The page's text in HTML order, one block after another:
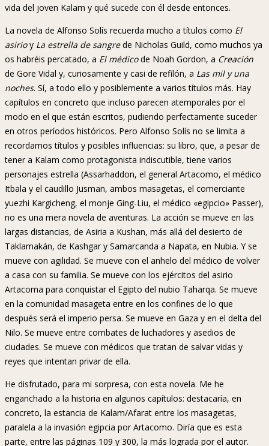
vida del joven Kalam y qué sucede con él desde entonces.
La novela de Alfonso Solís recuerda mucho a títulos como El
asirioy La estrella de sangrede Nicholas Guild, como muchos ya
os habréis percatado, a El médicode Noah Gordon, a Creación
de Gore Vidal y, curiosamente y casi de refilón, a Las mil y una
noches. Sí, a todo ello y posiblemente a varios títulos más. Hay
capítulos en concreto que incluso parecen atemporales por el
modo en el que están escritos, pudiendo perfectamente suceder
en otros períodos históricos. Pero Alfonso Solís no se limita a
recordarnos títulos y posibles influencias: su libro, que, a pesar de
tener a Kalam como protagonista indiscutible, tiene varios
personajes estrella (Assarhaddon, el general Artacomo, el médico
Itbala y el caudillo Jusman, ambos masagetas, el comerciante
yuezhi Kargicheng, el monje Ging-Liu, el médico «egipcio» Passer),
no es una mera novela de aventuras. La acción se mueve en las
largas distancias, de Asiria a Kushan, más allá del desierto de
Taklamakán, de Kashgar y Samarcanda a Napata, en Nubia. Y se
mueve con agilidad. Se mueve con el anhelo del médico de volver
a casa con su familia. Se mueve con los ejércitos del asirio
Artacoma para conquistar el Egipto del nubio Taharqa. Se mueve
en la comunidad masageta entre en los confines de lo que
después será el imperio persa. Se mueve en Gaza y en el delta del
Nilo. Se mueve entre combates de luchadores y asedios de
ciudades. Se mueve con médicos que tratan de salvar vidas y
reyes que intentan privar de ella.
He disfrutado, para mi sorpresa, con esta novela. Me he
enganchado a la historia en algunos capítulos: destacaría, en
concreto, la estancia de Kalam/Afarat entre los masagetas,
paralela a la invasión egipcia por Artacomo. Diría que es esta
parte, entre las páginas 109 y 300, la más lograda por el autor.